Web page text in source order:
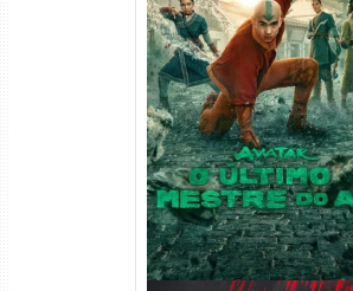
Avatar: O Último Mestre
Ar 2ª Temporada
(2026) WEB-DL 1080p
Áudio